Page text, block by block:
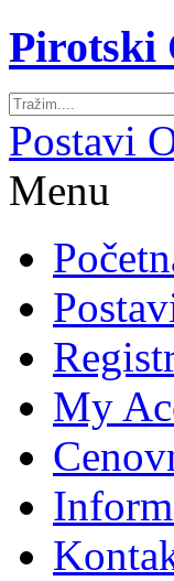
Pirotski
Postavi
Menu
My